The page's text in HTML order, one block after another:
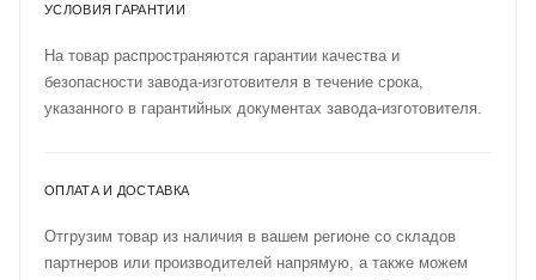
УСЛОВИЯ ГАРАНТИИ
На товар распространяются гарантии качества и
безопасности завода-изготовителя в течение срока,
указанного в гарантийных документах завода-изготовителя.
ОПЛАТА И ДОСТАВКА
Отгрузим товар из наличия в вашем регионе со складов
партнеров или производителей напрямую, а также можем